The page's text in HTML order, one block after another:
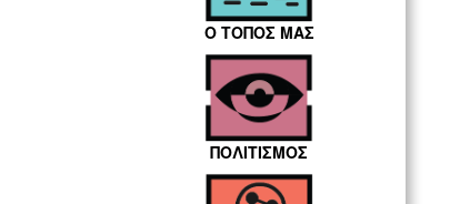
Ο ΤΟΠΟΣ ΜΑΣ
ΠΟΛΙΤΙΣΜΟΣ